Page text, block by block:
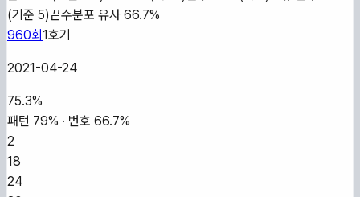
(기준 5)끝수분포 유사 66.7%
960회1호기
2021-04-24
75.3%
패턴 79% · 번호 66.7%
2
18
24